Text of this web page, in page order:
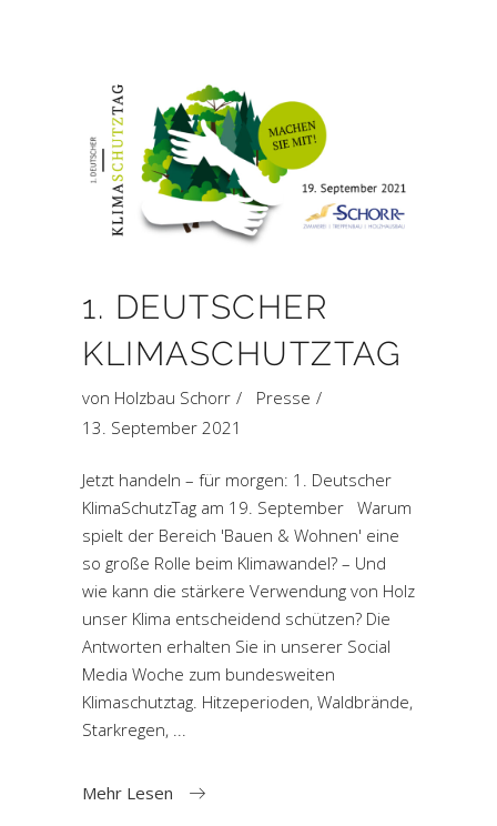
1. DEUTSCHER
KLIMASCHUTZTAG
von Holzbau Schorr
Presse
13. September 2021
Jetzt handeln – für morgen: 1. Deutscher
KlimaSchutzTag am 19. September Warum
spielt der Bereich 'Bauen & Wohnen' eine
so große Rolle beim Klimawandel? – Und
wie kann die stärkere Verwendung von Holz
unser Klima entscheidend schützen? Die
Antworten erhalten Sie in unserer Social
Media Woche zum bundesweiten
Klimaschutztag. Hitzeperioden, Waldbrände,
Starkregen,
Mehr Lesen